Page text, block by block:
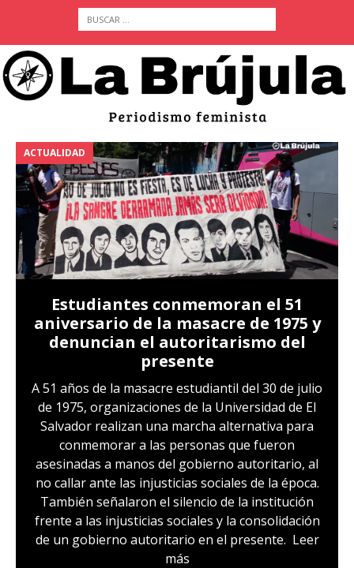
ACTUALIDAD
Estudiantes conmemoran el 51
aniversario de la masacre de 1975 y
denuncian el autoritarismo del
presente
A 51 años de la masacre estudiantil del 30 de julio
de 1975, organizaciones de la Universidad de El
Salvador realizan una marcha alternativa para
conmemorar a las personas que fueron
asesinadas a manos del gobierno autoritario, al
no callar ante las injusticias sociales de la época.
También señalaron el silencio de la institución
frente a las injusticias sociales y la consolidación
de un gobierno autoritario en el presente. Leer
más